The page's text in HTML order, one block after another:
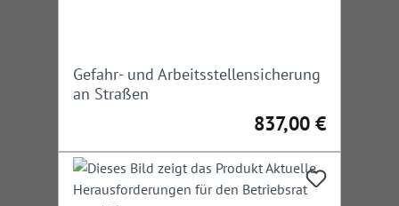
Gefahr- und Arbeitsstellensicherung
an Straßen
Regulärer Preis:
837,00 €